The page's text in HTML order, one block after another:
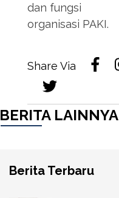
dan fungsi
organisasi PAKI.
Share Via
BERITA LAINNYA
Berita Terbaru